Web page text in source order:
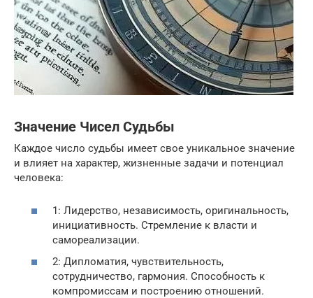
Значение Чисел Судьбы
Каждое число судьбы имеет свое уникальное значение
и влияет на характер, жизненные задачи и потенциал
человека:
1: Лидерство, независимость, оригинальность,
инициативность. Стремление к власти и
самореализации.
2: Дипломатия, чувствительность,
сотрудничество, гармония. Способность к
компромиссам и построению отношений.